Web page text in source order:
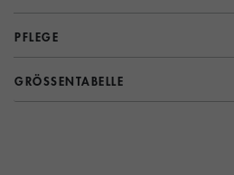
PFLEGE
GRÖSSENTABELLE